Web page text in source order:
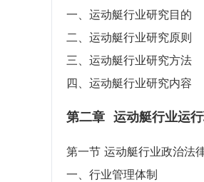
一、运动艇行业研究目的
二、运动艇行业研究原则
三、运动艇行业研究方法
四、运动艇行业研究内容
第二章 运动艇行业运
第一节 运动艇行业政治法
一、行业管理体制